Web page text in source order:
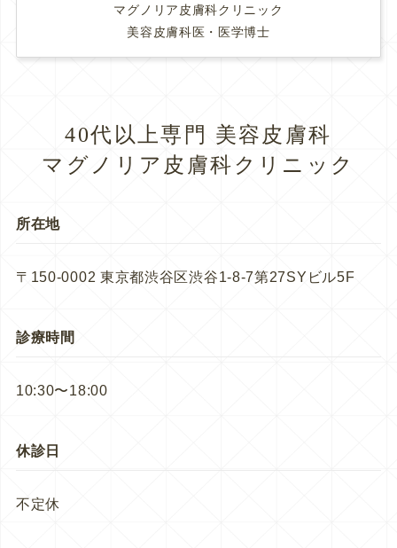
マグノリア皮膚科クリニック
美容皮膚科医・医学博士
40代以上専門 美容皮膚科
マグノリア皮膚科クリニック
所在地
〒150-0002 東京都渋谷区渋谷1-8-7第27SYビル5F
診療時間
10:30〜18:00
休診日
不定休